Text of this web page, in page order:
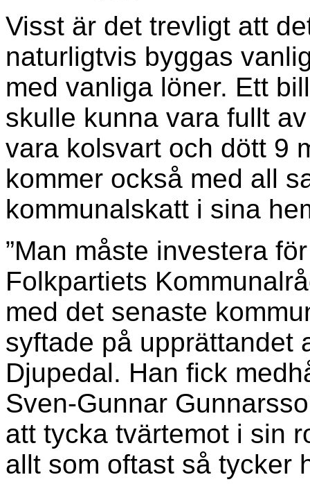
Visst är det trevligt att
naturligtvis byggas
med vanliga löner. Ett
skulle kunna vara fullt
vara kolsvart och dött 9
kommer också med all
kommunalskatt i sina
”Man måste investera
Folkpartiets
med det senaste
syftade på upprättandet
Djupedal. Han fick
Sven-Gunnar
att tycka tvärtemot i sin
allt som oftast så tycker